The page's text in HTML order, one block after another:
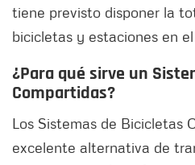
tiene previsto disponer la
bicicletas y estaciones en
¿Para qué sirve un
Compartidas?
Los Sistemas de Bicicletas
excelente alternativa de